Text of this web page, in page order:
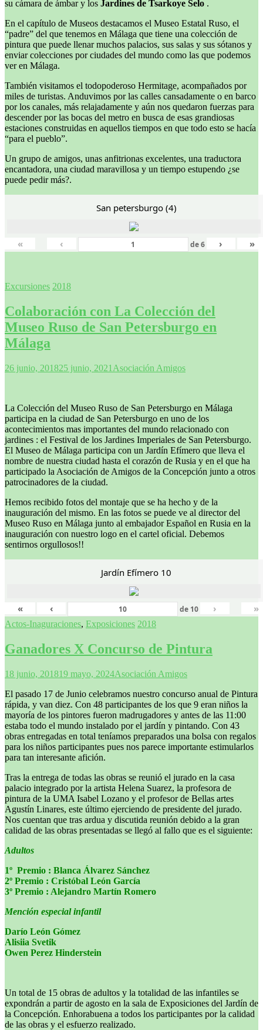
su cámara de ámbar y los Jardines de Tsarkoye Selo .
En el capítulo de Museos destacamos el Museo Estatal Ruso, el
“padre” del que tenemos en Málaga que tiene una colección de
pintura que puede llenar muchos palacios, sus salas y sus sótanos y
enviar colecciones por ciudades del mundo como las que podemos
ver en Málaga.
También visitamos el todopoderoso Hermitage, acompañados por
miles de turistas. Anduvimos por las calles cansadamente o en barco
por los canales, más relajadamente y aún nos quedaron fuerzas para
descender por las bocas del metro en busca de esas grandiosas
estaciones construidas en aquellos tiempos en que todo esto se hacía
“para el pueblo”.
Un grupo de amigos, unas anfitrionas excelentes, una traductora
encantadora, una ciudad maravillosa y un tiempo estupendo ¿se
puede pedir más?.
San petersburgo (4)
« ‹ de6 › »
Excursiones 2018
Colaboración con La Colección del
Museo Ruso de San Petersburgo en
Málaga
26 junio, 201825 junio, 2021 Asociación Amigos
La Colección del Museo Ruso de San Petersburgo en Málaga
participa en la ciudad de San Petersburgo en uno de los
acontecimientos mas importantes del mundo relacionado con
jardines : el Festival de los Jardines Imperiales de San Petersburgo.
El Museo de Málaga participa con un Jardín Efímero que lleva el
nombre de nuestra ciudad hasta el corazón de Rusia y en el que ha
participado la Asociación de Amigos de la Concepción junto a otros
patrocinadores de la ciudad.
Hemos recibido fotos del montaje que se ha hecho y de la
inauguración del mismo. En las fotos se puede ve al director del
Museo Ruso en Málaga junto al embajador Español en Rusia en la
inauguración con nuestro logo en el cartel oficial. Debemos
sentirnos orgullosos!!
Jardín Efímero 10
« ‹ de 10 › »
Actos-Inaguraciones, Exposiciones 2018
Ganadores X Concurso de Pintura
18 junio, 201819 mayo, 2024Asociación Amigos
El pasado 17 de Junio celebramos nuestro concurso anual de Pintura
rápida, y van diez. Con 48 participantes de los que 9 eran niños la
mayoría de los pintores fueron madrugadores y antes de las 11:00
estaba todo el mundo instalado por el jardín y pintando. Con 43
obras entregadas en total teníamos preparados una bolsa con regalos
para los niños participantes pues nos parece importante estimularlos
para tan interesante afición.
Tras la entrega de todas las obras se reunió el jurado en la casa
palacio integrado por la artista Helena Suarez, la profesora de
pintura de la UMA Isabel Lozano y el profesor de Bellas artes
Agustín Linares, este último ejerciendo de presidente del jurado.
Nos cuentan que tras ardua y discutida reunión debido a la gran
calidad de las obras presentadas se llegó al fallo que es el siguiente:
Adultos
1º Premio : Blanca Álvarez Sánchez
2º Premio : Cristóbal León García
3º Premio : Alejandro Martín Romero
Mención especial infantil
Darío León Gómez
Alisiia Svetik
Owen Perez Hinderstein
Un total de 15 obras de adultos y la totalidad de las infantiles se
expondrán a partir de agosto en la sala de Exposiciones del Jardín de
la Concepción. Enhorabuena a todos los participantes por la calidad
de las obras y el esfuerzo realizado.